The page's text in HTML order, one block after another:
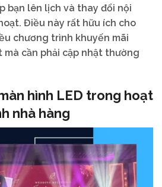
bạn lên lịch và thay đổi nội
Điều này rất hữu ích cho
chương trình khuyến mãi
mà cần phải cập nhật thường
hình LED trong hoạt
nhà hàng